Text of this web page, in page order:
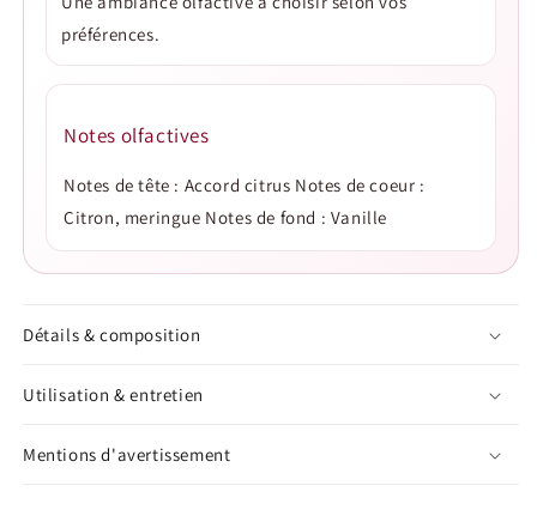
préférences.
Notes olfactives
Notes de tête : Accord citrus Notes de coeur :
Citron, meringue Notes de fond : Vanille
Détails & composition
Utilisation & entretien
Mentions d'avertissement